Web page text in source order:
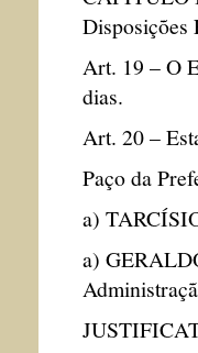
Disposições
Art. 19 – O
dias.
Art. 20 –
Paço da
a)
a)